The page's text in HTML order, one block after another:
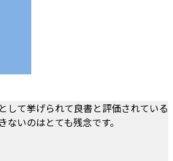
して挙げられて良書と評価されている
ないのはとても残念です。